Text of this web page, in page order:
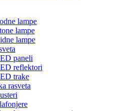
lampe
lampe
lampe
paneli
reflektori
trake
rasveta